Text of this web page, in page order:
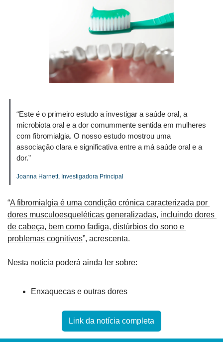
“Este é o primeiro estudo a investigar a saúde oral, a
microbiota oral e a dor comummente sentida em mulheres
com fibromialgia. O nosso estudo mostrou uma
associação clara e significativa entre a má saúde oral e a
dor.”
Joanna Harnett, Investigadora Principal
“A fibromialgia é uma condição crónica caracterizada por
dores musculoesqueléticas generalizadas, incluindo dores
de cabeça, bem como fadiga, distúrbios do sono e
problemas cognitivos”, acrescenta.
Nesta notícia poderá ainda ler sobre:
Enxaquecas e outras dores
Link da notícia completa